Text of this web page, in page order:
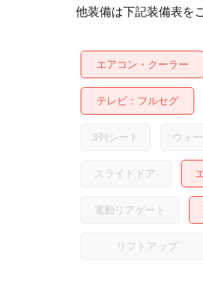
他装備は下記装備表を
エアコン・クーラー
テレビ フルセグ
3列シート ウォ
スライドドア-
電動リアゲート
リフトアップ